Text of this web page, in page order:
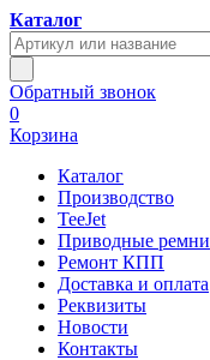
Каталог
Обратный звонок
0
Корзина
Каталог
Производство
TeeJet
Приводные ремни
Ремонт КПП
Доставка и оплата
Реквизиты
Новости
Контакты